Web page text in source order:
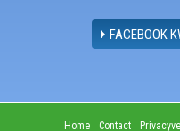
FACEBOOK
Home Contact